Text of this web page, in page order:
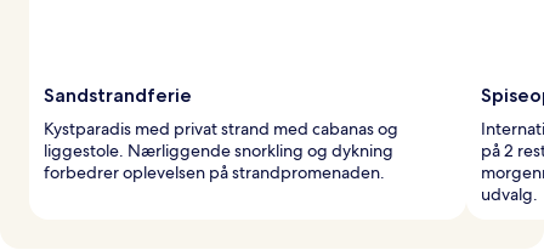
Sandstrandferie
Kystparadis med privat strand med cabanas og
liggestole. Nærliggende snorkling og dykning
forbedrer oplevelsen på strandpromenaden.
på 2
udvalg.